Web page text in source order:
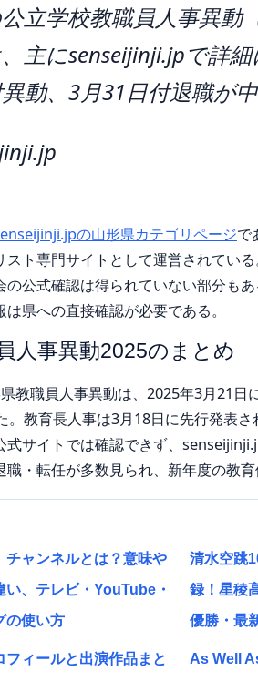
立学校教職員人事異動
主にsenseijinji.jpで詳
動、3月31日付退職が
の山形県カテゴリページで
スト専門サイトとして運営されてい
の公式確認は得られていない部分も
県への直接確認が必要である。
人事異動2025のまとめ
教職員人事異動は、2025年3月21日
。教育長人事は3月18日に先行発表さ
式サイトでは確認できず、
職・転任が多数見られ、新年度の教
チャンネルとは？意味や
い、テレビ・YouTube・
の使い方
清水空跳
録！星稜
優勝・最
フィールと出演作品まと
As Well